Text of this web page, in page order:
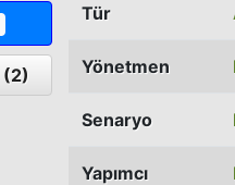
(2)
Tür
Yönetmen
Senaryo
Yapımcı